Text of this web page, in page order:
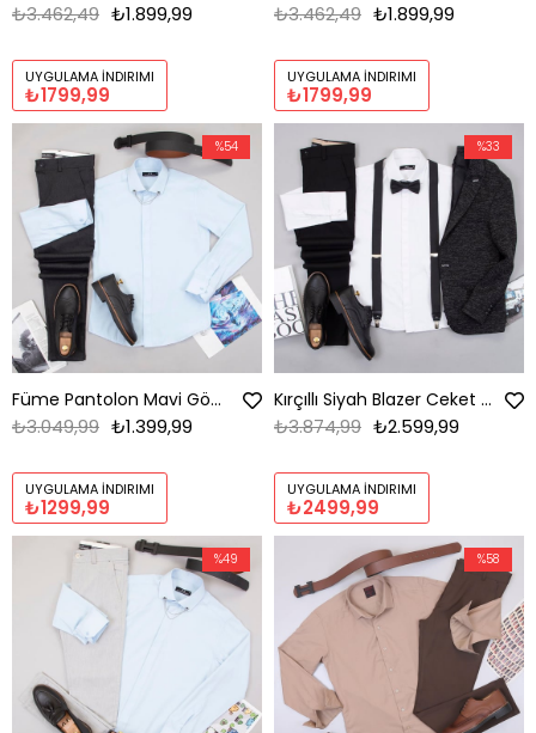
₺1.899,99
₺3.462,49
UYGULAMA İNDIRIMI
₺1799,99
₺1.899,99
₺3.462,49
UYGULAMA İNDIRIMI
₺1799,99
Füme Pantolon Mavi Gömlek Ayakkabı Kombin
₺1.399,99
₺3.049,99
UYGULAMA İNDIRIMI
₺1299,99
%54
Kırçıllı Siyah Blazer Ceket Gömlek Pantolon Papyon Askı Ayakkabı Kombin
₺2.599,99
₺3.874,99
UYGULAMA İNDIRIMI
₺2499,99
%33
%49 %58